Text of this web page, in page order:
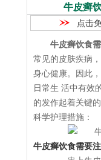
牛皮癣
点击
牛皮癣饮食
常见的皮肤疾病
身心健康。因此
日常生 活中有效
的发作起着关键
科学护理措施：
牛皮癣饮食需要